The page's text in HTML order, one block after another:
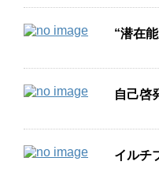
“潜在
自己啓
イルチ